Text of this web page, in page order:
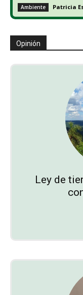
Ambiente Patricia
Opinión
Ley de